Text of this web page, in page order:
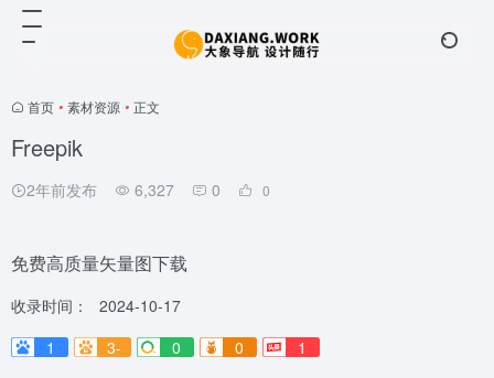
首页 • 素材资源 • 正文
Freepik
2年前发布 6,327 0 0
免费高质量矢量图下载
收录时间：
2024-10-17
1
3- 0 0 1